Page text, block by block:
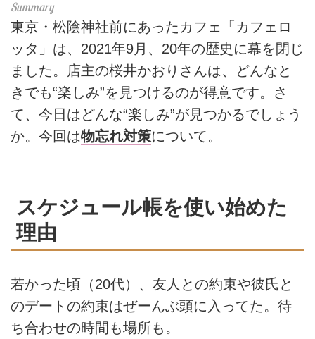
東京・松陰神社前にあったカフェ「カフェロ
ッタ」は、2021年9月、20年の歴史に幕を閉じ
ました。店主の桜井かおりさんは、どんなと
きでも“楽しみ”を見つけるのが得意です。さ
て、今日はどんな“楽しみ”が見つかるでしょう
か。今回は物忘れ対策について。
スケジュール帳を使い始めた
理由
若かった頃（20代）、友人との約束や彼氏と
のデートの約束はぜーんぶ頭に入ってた。待
ち合わせの時間も場所も。